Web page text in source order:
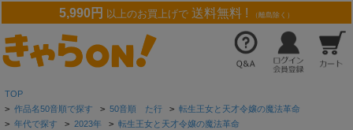
5,990円 以上のお買上げで 送料無料 ! （離島除く）
TOP
> 作品名50音順で探す > 50音順 た行 > 転生王女と天才令嬢の魔法革命
> 年代で探す > 2023年 > 転生王女と天才令嬢の魔法革命